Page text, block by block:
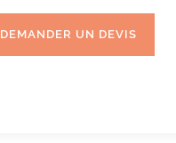
DEMANDER UN DEVIS